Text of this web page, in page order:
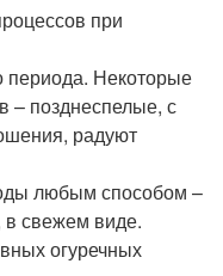
при
периода. Некоторые
– позднеспелые, с
радуют
любым способом –
в свежем виде.
огуречных